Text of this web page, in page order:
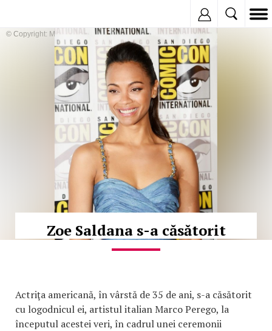
© Copyright: MEDIAFAX
Zoe Saldana s-a căsătorit
Actriţa americană, în vârstă de 35 de ani, s-a căsătorit
cu logodnicul ei, artistul italian Marco Perego, la
începutul acestei veri, în cadrul unei ceremonii